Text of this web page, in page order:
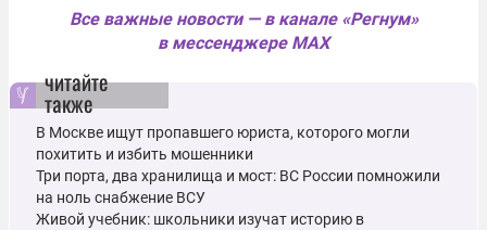
Все важные новости — в канале «Регнум»
в мессенджере MAX
читайте
также
В Москве ищут пропавшего юриста, которого могли
похитить и избить мошенники
Три порта, два хранилища и мост: ВС России помножили
на ноль снабжение ВСУ
Живой учебник: школьники изучат историю в